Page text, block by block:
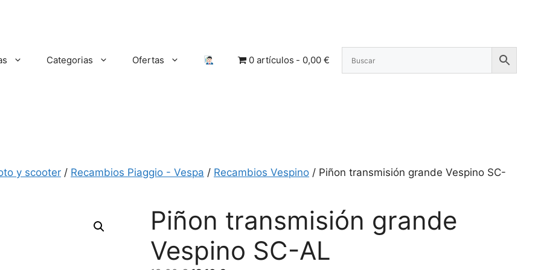
Categorias Ofertas 0 artículos 0,00 €
y scooter / Recambios Piaggio - Vespa / Recambios Vespino / Piñon transmisión grande Vespino SC-
Piñon transmisión grande
Vespino SC-AL